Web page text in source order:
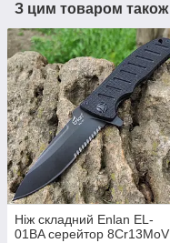
З цим товаром
Ніж складний Enlan EL-
01BA серейтор 8Cr13MoV